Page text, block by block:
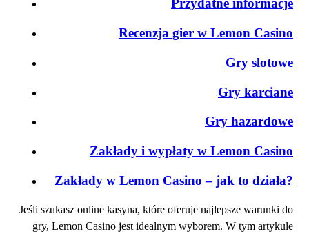
Przydatne informacje
Recenzja gier w Lemon Casino
Gry slotowe
Gry karciane
Gry hazardowe
Zakłady i wypłaty w Lemon Casino
Zakłady w Lemon Casino – jak to działa?
Jeśli szukasz online kasyna, które oferuje najlepsze warunki do
gry, Lemon Casino jest idealnym wyborem. W tym artykule